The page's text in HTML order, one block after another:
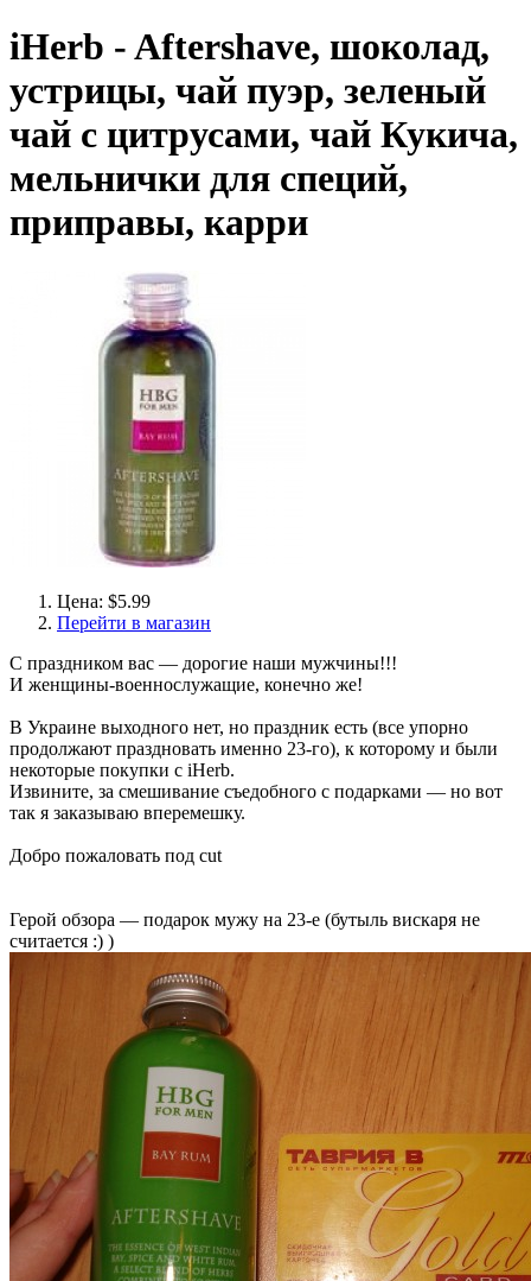
iHerb - Aftershave, шоколад,
устрицы, чай пуэр, зеленый
чай с цитрусами, чай Кукича,
мельнички для специй,
приправы, карри
Цена: $5.99
Перейти в магазин
С праздником вас — дорогие наши мужчины!!!
И женщины-военнослужащие, конечно же!
В Украине выходного нет, но праздник есть (все упорно
продолжают праздновать именно 23-го), к которому и были
некоторые покупки с iHerb.
Извините, за смешивание съедобного с подарками — но вот
так я заказываю вперемешку.
Добро пожаловать под cut
Герой обзора — подарок мужу на 23-е (бутыль вискаря не
считается :) )